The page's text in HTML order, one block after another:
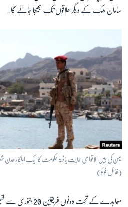
سامان ملک کے دیگر علاقوں تک بھیجا جائے گا۔
یمن کی بین الاقوامی حمایت یافتہ حکومت کا ایک اہلکار
(فائل فوٹو)
معاہدے کے تحت